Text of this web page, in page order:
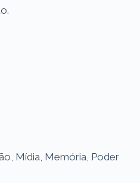
Mídia, Memória, Poder